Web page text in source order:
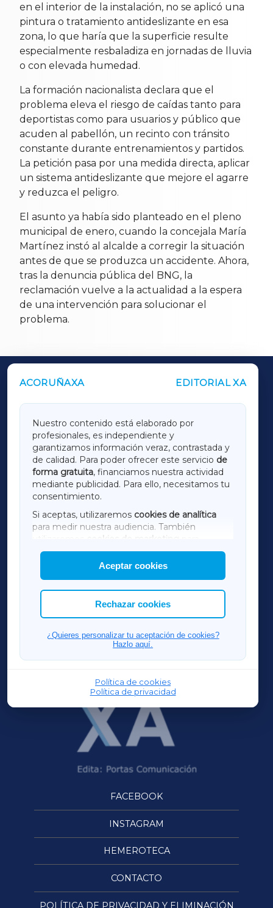
en el interior de la instalación, no se aplicó una
pintura o tratamiento antideslizante en esa
zona, lo que haría que la superficie resulte
especialmente resbaladiza en jornadas de lluvia
o con elevada humedad.
La formación nacionalista declara que el
problema eleva el riesgo de caídas tanto para
deportistas como para usuarios y público que
acuden al pabellón, un recinto con tránsito
constante durante entrenamientos y partidos.
La petición pasa por una medida directa, aplicar
un sistema antideslizante que mejore el agarre
y reduzca el peligro.
El asunto ya había sido planteado en el pleno
municipal de enero, cuando la concejala María
Martínez instó al alcalde a corregir la situación
antes de que se produzca un accidente. Ahora,
tras la denuncia pública del BNG, la
reclamación vuelve a la actualidad a la espera
de una intervención para solucionar el
problema.
ACORUÑAXA EDITORIAL XA
Nuestro contenido está elaborado por
profesionales, es independiente y
garantizamos información veraz, contrastada y
de calidad. Para poder ofrecer este servicio de
forma gratuita, financiamos nuestra actividad
mediante publicidad. Para ello, necesitamos tu
consentimiento.
Si aceptas, utilizaremos cookies de analítica
para medir nuestra audiencia. También
utilizaremos
cookies de marketing
mostrar publicidad de terceros.
Asimismo, puedes personalizar la elección de
las cookies que deseas permitir.
Aceptar cookies
Rechazar cookies
¿Quieres personalizar tu aceptación de cookies?
Hazlo aquí.
Política de cookies
Política de privacidad
OUTROS PERIÓDICOS
LUGOXA
TERRACHAXA
AMARIÑAXA
RIBEIRASACRAXA
ACORUÑAXA
FERROLXA
OURENSEXA
FACEBOOK
INSTAGRAM
HEMEROTECA
CONTACTO
POLÍTICA DE PRIVACIDAD Y ELIMINACIÓN